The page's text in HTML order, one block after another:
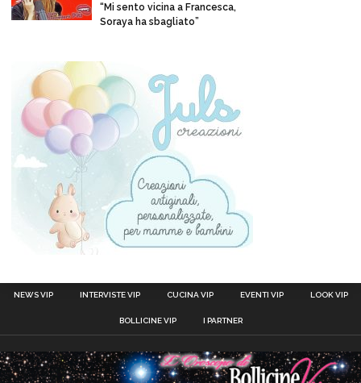
“Mi sento vicina a Francesca,
Soraya ha sbagliato”
NEWS VIP INTERVISTE VIP CUCINA VIP EVENTI VIP LOOK VIP
BOLLICINE VIP I PARTNER